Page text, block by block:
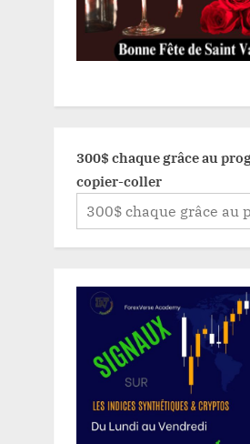
300$ chaque grâce au
copier-coller